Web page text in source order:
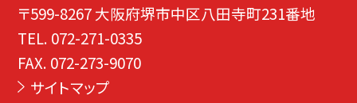
〒599-8267 大阪府堺市中区八田寺町231番地
TEL. 072-271-0335
FAX. 072-273-9070
サイトマップ